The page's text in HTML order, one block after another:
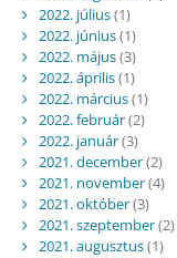
2022. július(1)
2022. június(1)
2022. május(3)
2022. április(1)
2022. március(1)
2022. február(2)
2022. január(3)
2021. december(2)
2021. november(4)
2021. október(3)
2021. szeptember(2)
2021. augusztus(1)